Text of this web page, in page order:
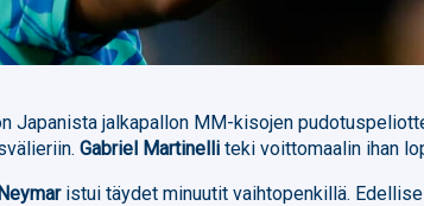
Japanista jalkapallon MM-kisojen
Gabriel Martinelli teki voittomaalin ihan
istui täydet minuutit vaihtopenkillä.